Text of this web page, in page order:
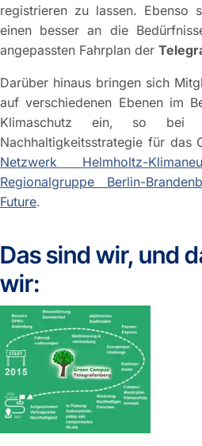
registrieren zu lassen. Ebenso
einen besser an die
angepassten Fahrplan der
Darüber hinaus bringen sich
auf verschiedenen Ebenen im
Klimaschutz ein, so bei
Nachhaltigkeitsstrategie für das
Netzwerk Helmholtz-
Regionalgruppe Berlin-
Future.
Das sind wir, und
wir: